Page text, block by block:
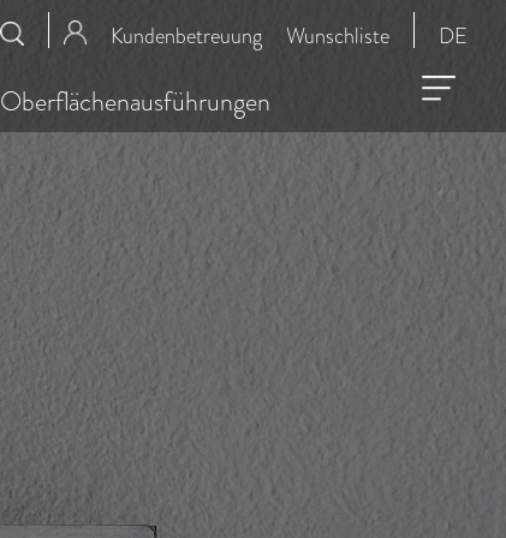
Kundenbetreuung Wunschliste DE
Oberflächenausführungen